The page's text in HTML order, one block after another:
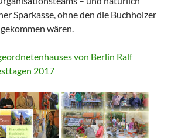
Sparkasse, ohne den die Buchholzer
wären.
von Berlin Ralf
2017